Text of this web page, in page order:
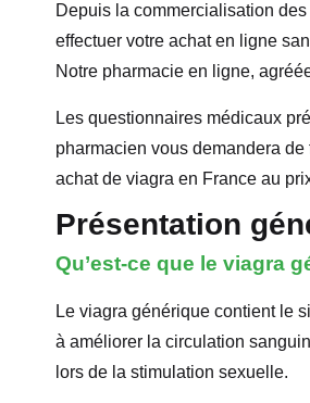
Depuis la commercialisation
effectuer votre achat en ligne
Notre pharmacie en ligne,
Les questionnaires médicaux
pharmacien vous demandera
achat de viagra en France au
Présentation
Qu’est-ce que le viagra
Le viagra générique contient le
à améliorer la circulation
lors de la stimulation sexuelle.